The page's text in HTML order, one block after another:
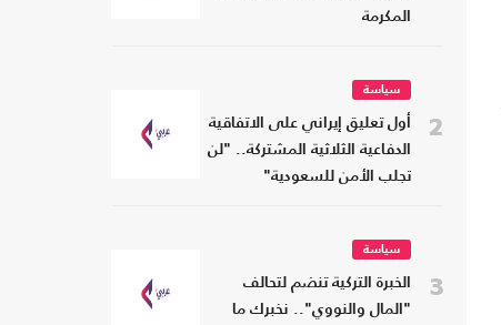
المكرمة
2
سياسة
أول تعليق إيراني على الاتفاقية
الدفاعية الثلاثية المشتركة.. "لن
تجلب الأمن للسعودية"
3
سياسة
الخبرة التركية تنضم لتحالف
"المال والنووي".. نخبرك ما